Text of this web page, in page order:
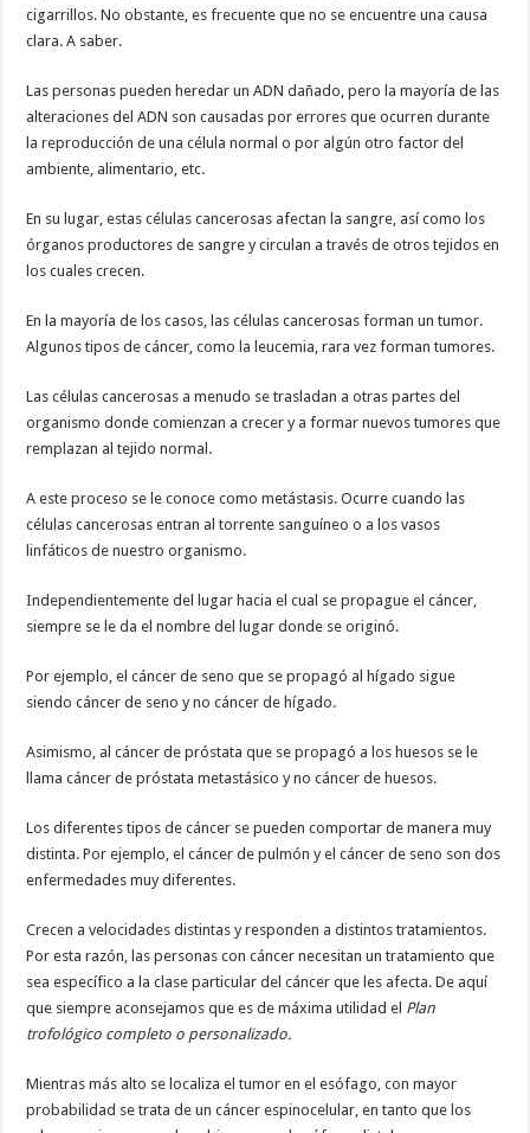
cigarrillos. No obstante, es frecuente que no se encuentre una causa
clara. A saber.
Las personas pueden heredar un ADN dañado, pero la mayoría de las
alteraciones del ADN son causadas por errores que ocurren durante
la reproducción de una célula normal o por algún otro factor del
ambiente, alimentario, etc.
En su lugar, estas células cancerosas afectan la sangre, así como los
órganos productores de sangre y circulan a través de otros tejidos en
los cuales crecen.
En la mayoría de los casos, las células cancerosas forman un tumor.
Algunos tipos de cáncer, como la leucemia, rara vez forman tumores.
Las células cancerosas a menudo se trasladan a otras partes del
organismo donde comienzan a crecer y a formar nuevos tumores que
remplazan al tejido normal.
A este proceso se le conoce como metástasis. Ocurre cuando las
células cancerosas entran al torrente sanguíneo o a los vasos
linfáticos de nuestro organismo.
Independientemente del lugar hacia el cual se propague el cáncer,
siempre se le da el nombre del lugar donde se originó.
Por ejemplo, el cáncer de seno que se propagó al hígado sigue
siendo cáncer de seno y no cáncer de hígado.
Asimismo, al cáncer de próstata que se propagó a los huesos se le
llama cáncer de próstata metastásico y no cáncer de huesos.
Los diferentes tipos de cáncer se pueden comportar de manera muy
distinta. Por ejemplo, el cáncer de pulmón y el cáncer de seno son dos
enfermedades muy diferentes.
Crecen a velocidades distintas y responden a distintos tratamientos.
Por esta razón, las personas con cáncer necesitan un tratamiento que
sea específico a la clase particular del cáncer que les afecta. De aquí
que siempre aconsejamos que es de máxima utilidad el Plan
trofológico completo o personalizado.
Mientras más alto se localiza el tumor en el esófago, con mayor
probabilidad se trata de un cáncer espinocelular, en tanto que los